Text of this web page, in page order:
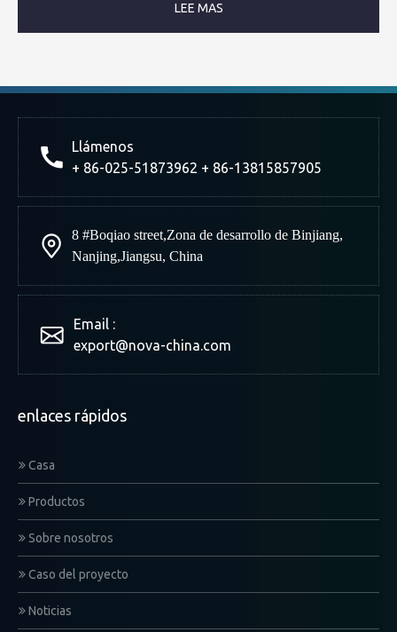
LEE MAS
Llámenos
+ 86-025-51873962 + 86-13815857905
8 #Boqiao street,Zona de desarrollo de Binjiang,
Nanjing,Jiangsu, China
Email :
export@nova-china.com
enlaces rápidos
Casa
Productos
Sobre nosotros
Caso del proyecto
Noticias